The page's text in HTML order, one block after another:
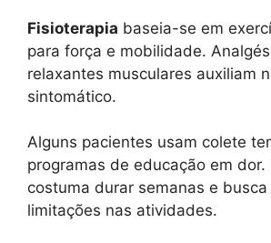
Fisioterapia baseia-se em
para força e mobilidade.
relaxantes musculares auxiliam
sintomático.
Alguns pacientes usam colete
programas de educação em dor.
costuma durar semanas e
limitações nas atividades.